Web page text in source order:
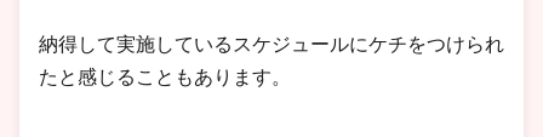
納得して実施しているスケジュールにケチをつけられ
たと感じることもあります。